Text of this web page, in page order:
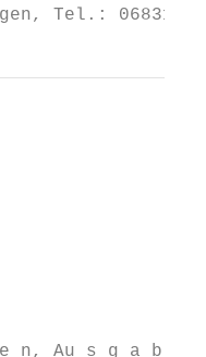
Tel.: 06831/
nge n, Au s